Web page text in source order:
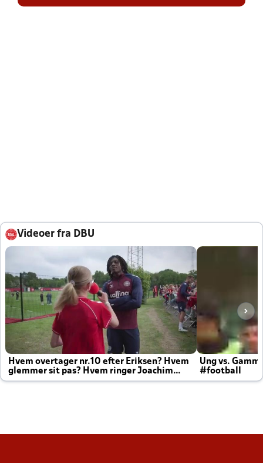
Videoer fra DBU
Hvem overtager nr.10 efter Eriksen? Hvem
glemmer sit pas? Hvem ringer Joachim
altid til efter kampe?
Ung vs.
#football